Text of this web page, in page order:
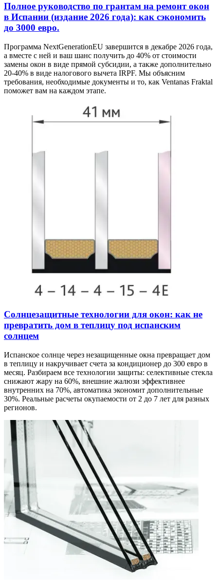
Полное руководство по грантам на ремонт окон
в Испании (издание 2026 года): как сэкономить
до 3000 евро.
Программа NextGenerationEU завершится в декабре 2026 года,
а вместе с ней и ваш шанс получить до 40% от стоимости
замены окон в виде прямой субсидии, а также дополнительно
20-40% в виде налогового вычета IRPF. Мы объясним
требования, необходимые документы и то, как Ventanas Fraktal
поможет вам на каждом этапе.
Солнцезащитные технологии для окон: как не
превратить дом в теплицу под испанским
солнцем
Испанское солнце через незащищенные окна превращает дом
в теплицу и накручивает счета за кондиционер до 300 евро в
месяц. Разбираем все технологии защиты: селективные стекла
снижают жару на 60%, внешние жалюзи эффективнее
внутренних на 70%, автоматика экономит дополнительные
30%. Реальные расчеты окупаемости от 2 до 7 лет для разных
регионов.